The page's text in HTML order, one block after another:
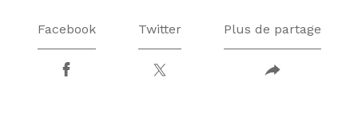
Facebook Twitter Plus de partage